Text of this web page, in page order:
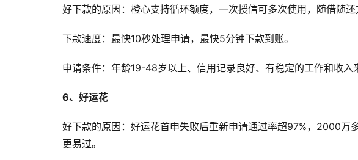
好下款的原因：橙心支持循环额度，一次授信可多次使用，随借随还
下款速度：最快10秒处理申请，最快5分钟下款到账。
申请条件：年龄19-48岁以上、信用记录良好、有稳定的工作和收入
6、好运花
好下款的原因：好运花首申失败后重新申请通过率超97%，2000
更易过。